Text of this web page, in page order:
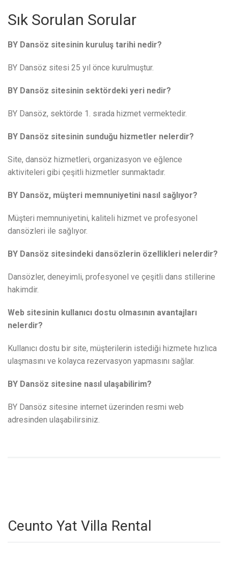
Sık Sorulan Sorular
BY Dansöz sitesinin kuruluş tarihi nedir?
BY Dansöz sitesi 25 yıl önce kurulmuştur.
BY Dansöz sitesinin sektördeki yeri nedir?
BY Dansöz, sektörde 1. sırada hizmet vermektedir.
BY Dansöz sitesinin sunduğu hizmetler nelerdir?
Site, dansöz hizmetleri, organizasyon ve eğlence
aktiviteleri gibi çeşitli hizmetler sunmaktadır.
BY Dansöz, müşteri memnuniyetini nasıl sağlıyor?
Müşteri memnuniyetini, kaliteli hizmet ve profesyonel
dansözleri ile sağlıyor.
BY Dansöz sitesindeki dansözlerin özellikleri nelerdir?
Dansözler, deneyimli, profesyonel ve çeşitli dans stillerine
hakimdir.
Web sitesinin kullanıcı dostu olmasının avantajları
nelerdir?
Kullanıcı dostu bir site, müşterilerin istediği hizmete hızlıca
ulaşmasını ve kolayca rezervasyon yapmasını sağlar.
BY Dansöz sitesine nasıl ulaşabilirim?
BY Dansöz sitesine internet üzerinden resmi web
adresinden ulaşabilirsiniz.
Ceunto Yat Villa Rental